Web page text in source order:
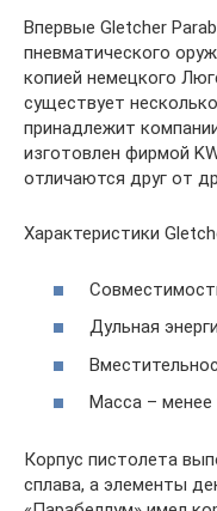
Впервые Gletcher
пневматического
копией немецкого
существует
принадлежит
изготовлен фирмой
отличаются друг от
Характеристики
Дульная
Масса – менее
Корпус пистолета
сплава, а элементы